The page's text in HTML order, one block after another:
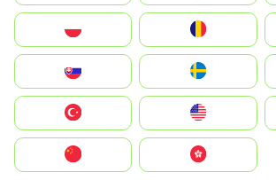
United States
中國香港特別行政區